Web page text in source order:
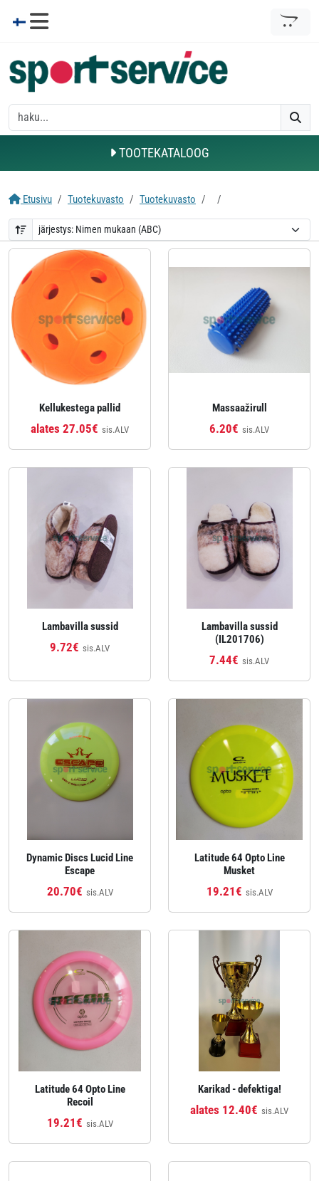
TOOTEKATALOOG
Etusivu Tuotekuvasto Tuotekuvasto
Kellukestega pallid
alates 27.05€ sis.ALV
Massaažirull
6.20€ sis.ALV
Lambavilla sussid
9.72€ sis.ALV
Lambavilla sussid
(IL201706)
7.44€ sis.ALV
Dynamic Discs Lucid Line
Escape
20.70€ sis.ALV
Latitude 64 Opto Line
Musket
19.21€ sis.ALV
Latitude 64 Opto Line
Recoil
19.21€ sis.ALV
Karikad - defektiga!
alates 12.40€ sis.ALV